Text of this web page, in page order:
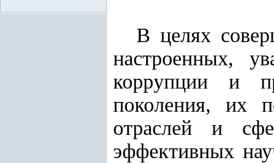
В целях
настроенных,
коррупции и
поколения, их
отраслей и
эффективных